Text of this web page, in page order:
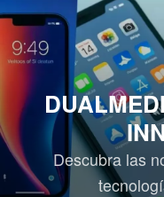
Saltar
contenido
Descubra las